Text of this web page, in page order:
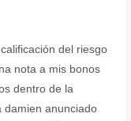
del riesgo
nota a mis bonos
dentro de la
damien anunciado